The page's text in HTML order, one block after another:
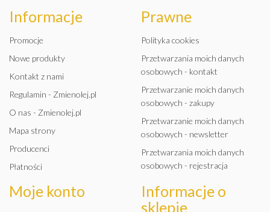
Informacje
Promocje
Nowe produkty
Kontakt z nami
Regulamin - Zmienolej.pl
O nas - Zmienolej.pl
Mapa strony
Producenci
Płatności
Prawne
Polityka cookies
Przetwarzania moich danych
osobowych - kontakt
Przetwarzanie moich danych
osobowych - zakupy
Przetwarzanie moich danych
osobowych - newsletter
Przetwarzania moich danych
osobowych - rejestracja
Moje konto
Informacje o
sklepie